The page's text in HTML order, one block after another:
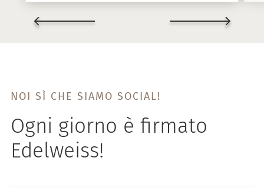
NOI SÌ CHE SIAMO SOCIAL!
Ogni giorno è firmato
Edelweiss!